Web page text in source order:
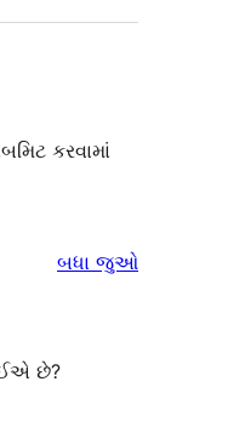
કરવામાં
બધા સમીક્ષાઓ
જુઓ
છે?